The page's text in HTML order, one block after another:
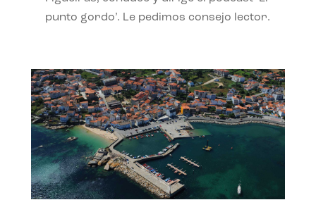
punto gordo’. Le pedimos consejo lector.